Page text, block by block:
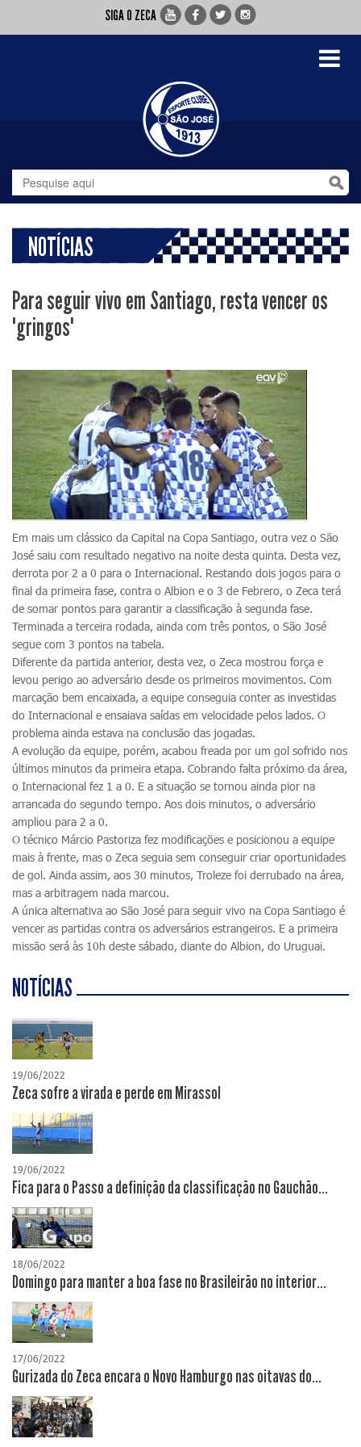
SIGA O ZECA
Toggle
NOTÍCIAS
Para seguir vivo em Santiago, resta vencer os
"gringos"
Em mais um clássico da Capital na Copa Santiago, outra vez o São
José saiu com resultado negativo na noite desta quinta. Desta vez,
derrota por 2 a 0 para o Internacional. Restando dois jogos para o
final da primeira fase, contra o Albion e o 3 de Febrero, o Zeca terá
de somar pontos para garantir a classificação à segunda fase.
Terminada a terceira rodada, ainda com três pontos, o São José
segue com 3 pontos na tabela.
Diferente da partida anterior, desta vez, o Zeca mostrou força e
levou perigo ao adversário desde os primeiros movimentos. Com
marcação bem encaixada, a equipe conseguia conter as investidas
do Internacional e ensaiava saídas em velocidade pelos lados. O
problema ainda estava na conclusão das jogadas.
A evolução da equipe, porém, acabou freada por um gol sofrido nos
últimos minutos da primeira etapa. Cobrando falta próximo da área,
o Internacional fez 1 a 0. E a situação se tornou ainda pior na
arrancada do segundo tempo. Aos dois minutos, o adversário
ampliou para 2 a 0.
O técnico Márcio Pastoriza fez modificações e posicionou a equipe
mais à frente, mas o Zeca seguia sem conseguir criar oportunidades
de gol. Ainda assim, aos 30 minutos, Troleze foi derrubado na área,
mas a arbitragem nada marcou.
A única alternativa ao São José para seguir vivo na Copa Santiago é
vencer as partidas contra os adversários estrangeiros. E a primeira
missão será às 10h deste sábado, diante do Albion, do Uruguai.
NOTÍCIAS
19/06/2022
Zeca sofre a virada e perde em Mirassol
19/06/2022
Fica para o Passo a definição da classificação no Gauchão...
18/06/2022
Domingo para manter a boa fase no Brasileirão no interior...
17/06/2022
Gurizada do Zeca encara o Novo Hamburgo nas oitavas do...